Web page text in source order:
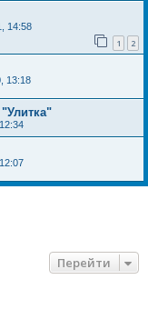
14:58
1 2
13:18
Перейти